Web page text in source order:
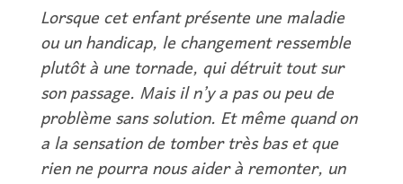
Lorsque cet enfant présente une maladie
ou un handicap, le changement ressemble
plutôt à une tornade, qui détruit tout sur
son passage. Mais il n’y a pas ou peu de
problème sans solution. Et même quand on
a la sensation de tomber très bas et que
rien ne pourra nous aider à remonter, un